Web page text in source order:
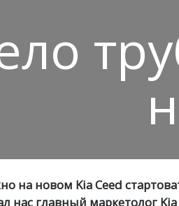
на новом Kia Ceed
нас главный маркетолог